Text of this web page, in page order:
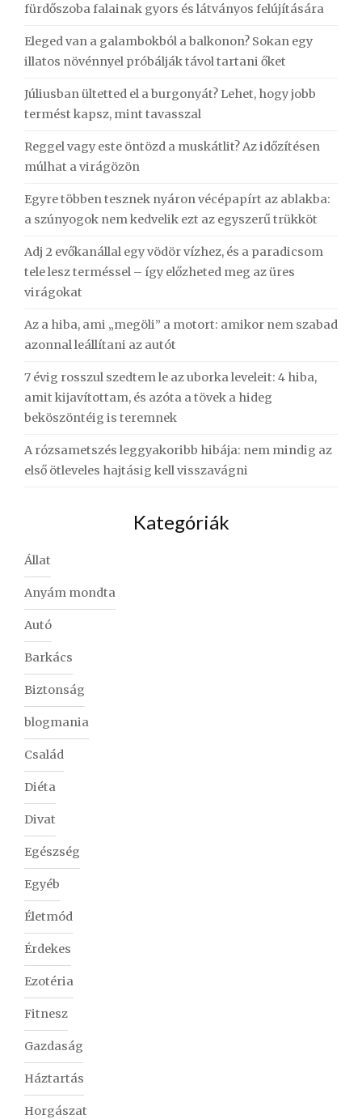
fürdőszoba falainak gyors és látványos felújítására
Eleged van a galambokból a balkonon? Sokan egy
illatos növénnyel próbálják távol tartani őket
Júliusban ültetted el a burgonyát? Lehet, hogy jobb
termést kapsz, mint tavasszal
Reggel vagy este öntözd a muskátlit? Az időzítésen
múlhat a virágözön
Egyre többen tesznek nyáron vécépapírt az ablakba:
a szúnyogok nem kedvelik ezt az egyszerű trükköt
Adj 2 evőkanállal egy vödör vízhez, és a paradicsom
tele lesz terméssel – így előzheted meg az üres
virágokat
Az a hiba, ami „megöli” a motort: amikor nem szabad
azonnal leállítani az autót
7 évig rosszul szedtem le az uborka leveleit: 4 hiba,
amit kijavítottam, és azóta a tövek a hideg
beköszöntéig is teremnek
A rózsametszés leggyakoribb hibája: nem mindig az
első ötleveles hajtásig kell visszavágni
Kategóriák
Állat
Anyám mondta
Autó
Barkács
Biztonság
blogmania
Család
Diéta
Divat
Egészség
Egyéb
Életmód
Érdekes
Ezotéria
Fitnesz
Gazdaság
Háztartás
Horgászat